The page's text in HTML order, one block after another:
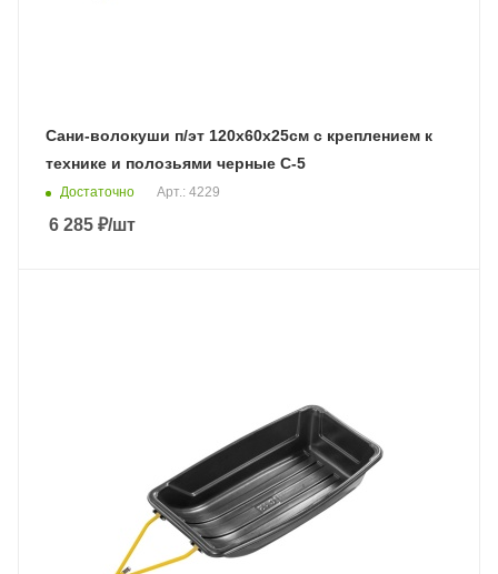
Сани-волокуши п/эт 120х60х25см с креплением к
технике и полозьями черные С-5
Достаточно Арт.: 4229
6 285 ₽/шт